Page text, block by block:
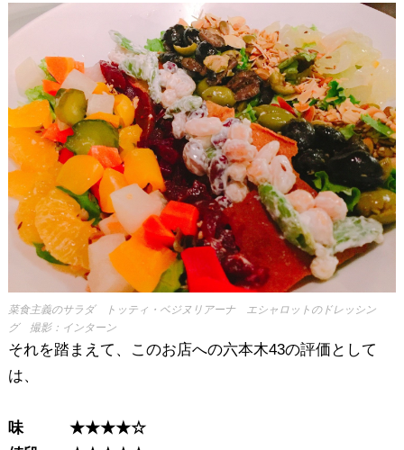
菜食主義のサラダ トッティ・ベジヌリアーナ エシャロットのドレッシン
グ 撮影：インターン
それを踏まえて、このお店への六本木43の評価として
は、
味 ★★★★☆